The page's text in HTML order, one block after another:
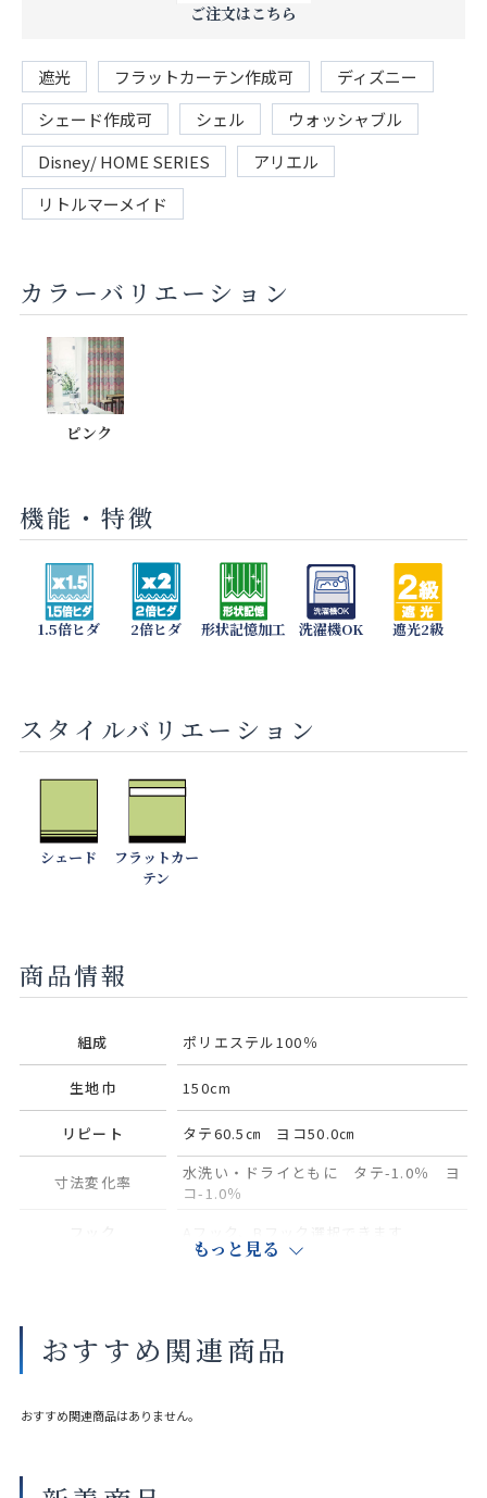
ご注文はこちら
遮光 フラットカーテン作成可
ディズニー
シェード作成可
シェル
ウォッシャブル
Disney/ HOME SERIES
アリエル
リトルマーメイド
カラーバリエーション
ピンク
機能・特徴
1.5倍ヒダ 2倍ヒダ 形状記憶加工 洗濯機OK 遮光2級
スタイルバリエーション
シェード
フラットカー
テン
商品情報
組成 ポリエステル100％
生地巾 150cm
リピート タテ60.5㎝ ヨコ50.0㎝
寸法変化率
水洗い・ドライともに タテ-1.0％ ヨ
コ-1.0％
大きな巾を仕立てる場合、継ぎ目が入ることがございます。
もっと見る
おすすめ関連商品
おすすめ関連商品はありません。